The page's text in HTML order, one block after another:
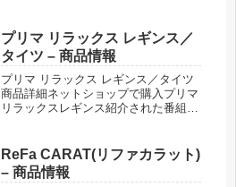
ムスタイルクッション紹介された番組
こんな商品もおススメ！
プリマ リラックス レギンス／
タイツ – 商品情報
プリマ リラックス レギンス／タイツ
商品詳細ネットショップで購入プリマ
リラックスレギンス紹介された番組こ
ReFa CARAT(リファカラット)
– 商品情報